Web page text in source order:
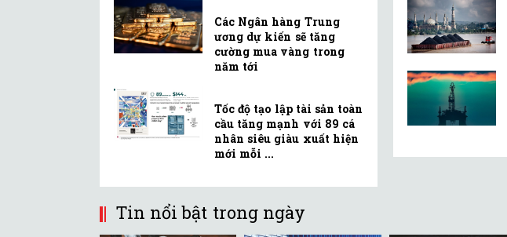
Các Ngân hàng Trung
ương dự kiến sẽ tăng
cường mua vàng trong
năm tới
Tốc độ tạo lập tài sản toàn
cầu tăng mạnh với 89 cá
nhân siêu giàu xuất hiện
mới mỗi ...
Tin nổi bật trong ngày